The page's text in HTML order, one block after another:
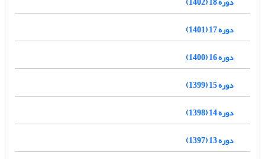
دوره 17 (1401)
دوره 16 (1400)
دوره 15 (1399)
دوره 14 (1398)
دوره 13 (1397)